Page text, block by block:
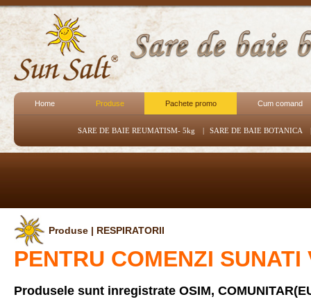
Home Produse Pachete promo Cum comand
SARE DE BAIE REUMATISM- 5kg | SARE DE BAIE BOTANICA |
Produse | RESPIRATORII
PENTRU COMENZI
Produsele sunt inregistrate OSIM,